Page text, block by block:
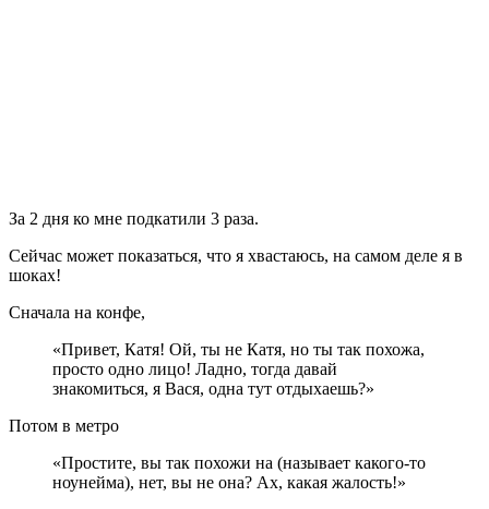
За 2 дня ко мне подкатили 3 раза.
Сейчас может показаться, что я хвастаюсь, на самом деле я в
шоках!
Сначала на конфе,
«Привет, Катя! Ой, ты не Катя, но ты так похожа,
просто одно лицо! Ладно, тогда давай
знакомиться, я Вася, одна тут отдыхаешь?»
Потом в метро
«Простите, вы так похожи на (называет какого-то
ноунейма), нет, вы не она? Ах, какая жалость!»